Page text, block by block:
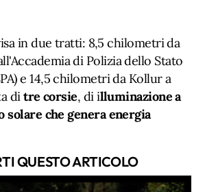
in due tratti: 8,5 chilometri da
di Polizia dello Stato
e 14,5 chilometri da Kollur a
ditre corsie, di illuminazione a
solare che genera energia
QUESTO ARTICOLO